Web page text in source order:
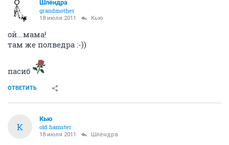
Шлёндра
grandmother
18 июля 2011 Кью
ой...мама!
там же полведра :-))
пасиб
ОТВЕТИТЬ
К
Кью
old hamster
18 июля 2011 Шлёндра